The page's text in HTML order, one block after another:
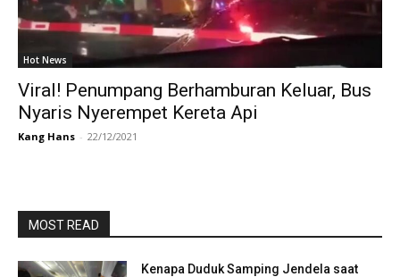
Hot News
Viral! Penumpang Berhamburan Keluar, Bus
Nyaris Nyerempet Kereta Api
Kang Hans - 22/12/2021
MOST READ
Kenapa Duduk Samping Jendela saat